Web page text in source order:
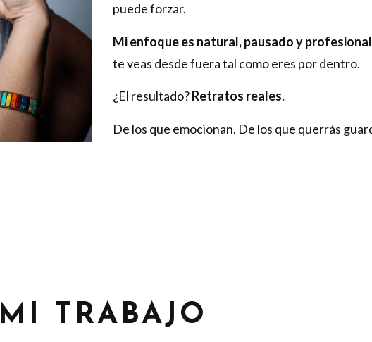
puede forzar.
Mi enfoque es natural, pausado y
te veas desde fuera tal como eres por dentro.
¿El resultado?Retratos reales.
De los que emocionan. De los que querrás
MI TRABAJO